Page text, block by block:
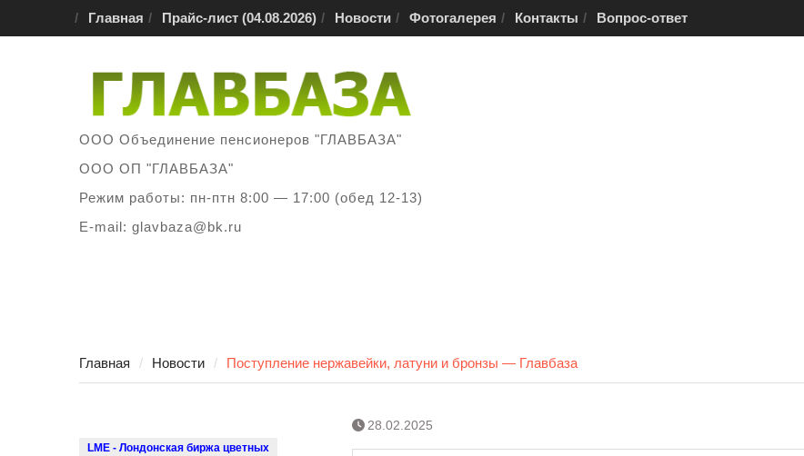
Главная Прайс-лист (04.08.2026) Новости Фотогалерея Контакты Вопрос-ответ
ООО Объединение пенсионеров "ГЛАВБАЗА"
ООО ОП "ГЛАВБАЗА"
Режим работы: пн-птн 8:00 — 17:00 (обед 12-13)
E-mail: glavbaza@bk.ru
Главная Новости Поступление нержавейки, латуни и бронзы — Главбаза
28.02.2025
LME - Лондонская биржа цветных